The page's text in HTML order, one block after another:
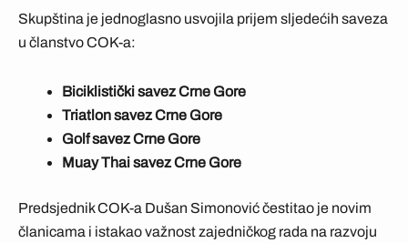
Skupština je jednoglasno usvojila prijem sljedećih saveza
u članstvo COK-a:
Biciklistički savez Crne Gore
Triatlon savez Crne Gore
Golf savez Crne Gore
Muay Thai savez Crne Gore
Predsjednik COK-a Dušan Simonović čestitao je novim
članicama i istakao važnost zajedničkog rada na razvoju